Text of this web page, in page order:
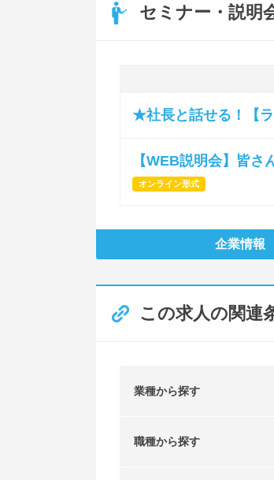
セミナー・説明
★社長と話せる！【
【WEB説明会】皆さ
オンライン形式
企業情報
この求人の関連
業種から探す
職種から探す